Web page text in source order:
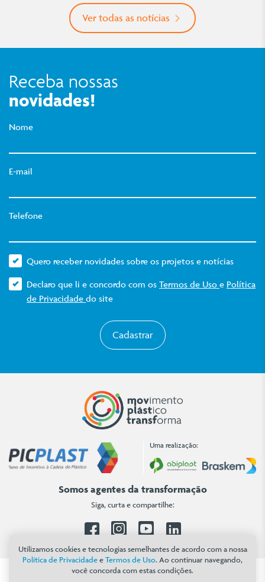
Ver todas as notícias
Receba nossas
novidades!
Nome
E-mail
Telefone
Quero receber novidades sobre os projetos e notícias
Declaro que li e concordo com os Termos de Uso e Política
de Privacidade do site
Cadastrar
Uma realização:
Somos agentes da transformação
Siga, curta e compartilhe:
Facebook
Instagram
YoutubeLinkedin
Copyright 2026 © Movimento Plástico Transforma. Todos os direitos
Utilizamos cookies e tecnologias semelhantes de acordo com a nossa
Política de PrivacidadeeTermos de Uso. Ao continuar navegando,
você concorda com estas condições.